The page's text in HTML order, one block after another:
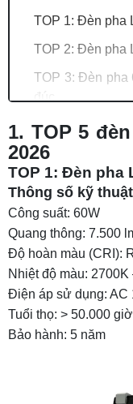
TOP 1: Đèn pha
TOP 2: Đèn pha
TOP 3: Đèn pha
TOP 4: Đèn pha
TOP 5: Đèn pha
2. Bảng báo giá
3. Ứng dụng thực
4. Tư vấn lắp đặt
4.1 Vị trí lắp đặt
4.2 Khoảng cách
4.3 Cách lắp đặt
1. TOP 5
2026
TOP 1: Đèn pha
Thông số kỹ thuật
Công suất: 60W
Quang thông: 7.500
Độ hoàn màu (CRI):
Nhiệt độ màu: 2700K
Điện áp sử dụng: AC
Tuổi thọ: > 50.000 giờ
Bảo hành: 5 năm